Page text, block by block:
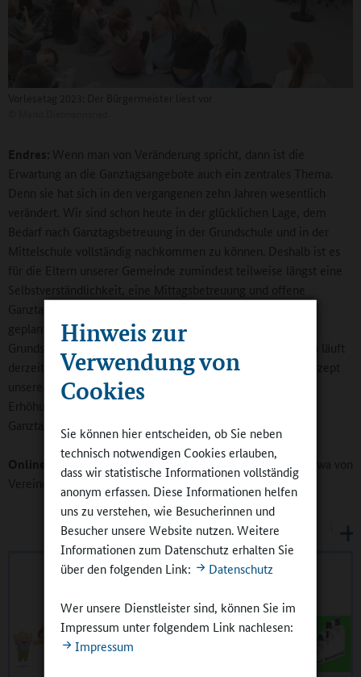
Hinweis zur
Verwendung von
Cookies
Sie können hier entscheiden, ob Sie neben
technisch notwendigen Cookies erlauben,
dass wir statistische Informationen vollständig
anonym erfassen. Diese Informationen helfen
uns zu verstehen, wie Besucherinnen und
Besucher unsere Website nutzen. Weitere
Informationen zum Datenschutz erhalten Sie
über den folgenden Link:
Datenschutz
Wer unsere Dienstleister sind, können Sie im
Impressum unter folgendem Link nachlesen:
Impressum
Endres: Wenn man von Veränderung spricht, dann ist die
Erwartung an die Ganztagsangebote auch ein zentrales Thema.
Denn sie hat sich in den vergangenen zehn Jahren wesentlich
verändert. Wir sind schon heute in der glücklichen Lage, dem
Bedarf nach Ganztagsbetreuung in der Grundschule und in der
Mittelschule vollständig nachkommen zu können. Deshalb ist es
für die Eltern unserer Gemeinde zumindest teilweise längst eine
Selbstverständlichkeit, eine Mittagsbetreuung und offene
Ganztagsangebote für ihre Kinder zu bekommen. Auch den
geplanten Rechtsanspruch auf Ganztagsbetreuung für
Grundschulkinder ab 2026 beobachten wir sehr genau. Dazu läuft
derzeit eine Machbarkeitsstudie zum zukünftigen Raumkonzept
unserer Schule. Das brauchen wir schon, weil wir mit einer
Erhöhung der Schülerzahlen rechnen, auch in der
Ganztagsbetreuung.
Online-Redaktion:
Welche Rolle spielt die Kooperation, etwa von
Vereinen mit der Schule?